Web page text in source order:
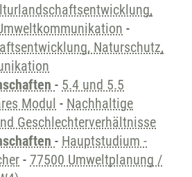
-
Naturschutz,
- 5.4 und 5.5
Modul - Nachhaltige
Geschlechterverhältnisse
- Hauptstudium -
- 77500 Umweltplanung /